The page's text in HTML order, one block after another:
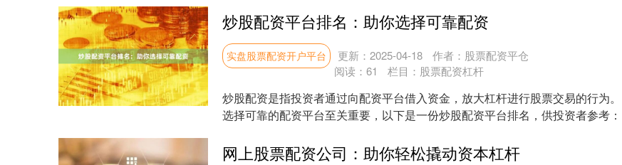
炒股配资平台排名：助你选择可靠配资
实盘股票配资开户平台 更新：2025-04-18
作者：股票配资平仓
阅读： 61 栏目： 股票配资杠杆
炒股配资是指投资者通过向配资平台借入资金，放大杠杆进行股票交易的行为。
选择可靠的配资平台至关重要，以下是一份炒股配资平台排名，供投资者参考：
网上股票配资公司：助你轻松撬动资本杠杆